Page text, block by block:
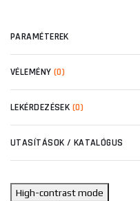
PARAMÉTEREK
VÉLEMÉNY (0)
LEKÉRDEZÉSEK (0)
UTASÍTÁSOK / KATALÓGUS
High-contrast mode